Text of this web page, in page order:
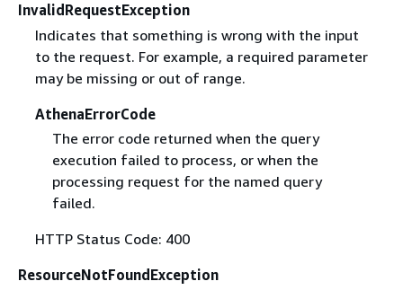
InvalidRequestException
Indicates that something is wrong with the input
to the request. For example, a required parameter
may be missing or out of range.
AthenaErrorCode
The error code returned when the query
execution failed to process, or when the
processing request for the named query
failed.
HTTP Status Code: 400
ResourceNotFoundException